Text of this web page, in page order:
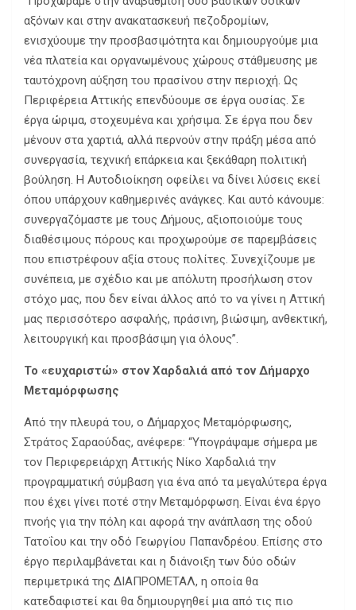
αξόνων και στην ανακατασκευή πεζοδρομίων,
ενισχύουμε την προσβασιμότητα και δημιουργούμε μια
νέα πλατεία και οργανωμένους χώρους στάθμευσης με
ταυτόχρονη αύξηση του πρασίνου στην περιοχή. Ως
Περιφέρεια Αττικής επενδύουμε σε έργα ουσίας. Σε
έργα ώριμα, στοχευμένα και χρήσιμα. Σε έργα που δεν
μένουν στα χαρτιά, αλλά περνούν στην πράξη μέσα από
συνεργασία, τεχνική επάρκεια και ξεκάθαρη πολιτική
βούληση. Η Αυτοδιοίκηση οφείλει να δίνει λύσεις εκεί
όπου υπάρχουν καθημερινές ανάγκες. Και αυτό κάνουμε:
συνεργαζόμαστε με τους Δήμους, αξιοποιούμε τους
διαθέσιμους πόρους και προχωρούμε σε παρεμβάσεις
που επιστρέφουν αξία στους πολίτες. Συνεχίζουμε με
συνέπεια, με σχέδιο και με απόλυτη προσήλωση στον
στόχο μας, που δεν είναι άλλος από το να γίνει η Αττική
μας περισσότερο ασφαλής, πράσινη, βιώσιμη, ανθεκτική,
λειτουργική και προσβάσιμη για όλους”.
Το «ευχαριστώ» στον Χαρδαλιά από τον Δήμαρχο
Μεταμόρφωσης
Από την πλευρά του, ο Δήμαρχος Μεταμόρφωσης,
Στράτος Σαραούδας, ανέφερε: “Υπογράψαμε σήμερα με
τον Περιφερειάρχη Αττικής Νίκο Χαρδαλιά την
προγραμματική σύμβαση για ένα από τα μεγαλύτερα έργα
που έχει γίνει ποτέ στην Μεταμόρφωση. Είναι ένα έργο
πνοής για την πόλη και αφορά την ανάπλαση της οδού
Τατοΐου και την οδό Γεωργίου Παπανδρέου. Επίσης στο
έργο περιλαμβάνεται και η διάνοιξη των δύο οδών
περιμετρικά της ΔΙΑΠΡΟΜΕΤΑΛ, η οποία θα
κατεδαφιστεί και θα δημιουργηθεί μια από τις πιο